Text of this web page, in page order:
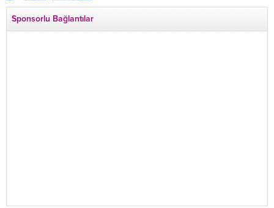
İlçe Başkan Yardımcısı Özgür Avcı “Evime
Sponsorlu Bağlantılar